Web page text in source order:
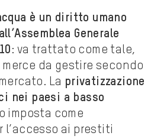
è un diritto umano
Generale
: va trattato come tale,
da gestire secondo
La privatizzazione
nei paesi a basso
imposta come
l’accesso ai prestiti